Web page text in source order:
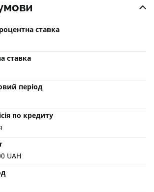
ставка
ставка
період
по кредиту
UAH